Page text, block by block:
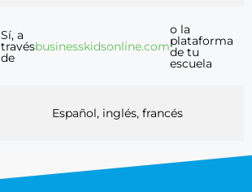
Sí, a
través
de
businesskidsonline.com
o la
plataforma
de tu
escuela
Español, inglés, francés